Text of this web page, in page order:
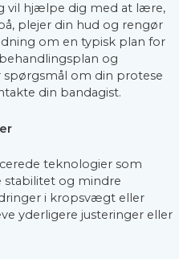
vil hjælpe dig med at lære,
plejer din hud og rengør
om en typisk plan for
og
spørgsmål om din protese
din bandagist.
teknologier som
stabilitet og mindre
i kropsvægt eller
yderligere justeringer eller